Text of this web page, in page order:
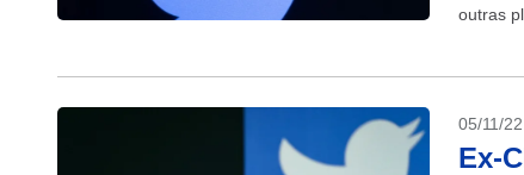
outras
05/11/
Ex-